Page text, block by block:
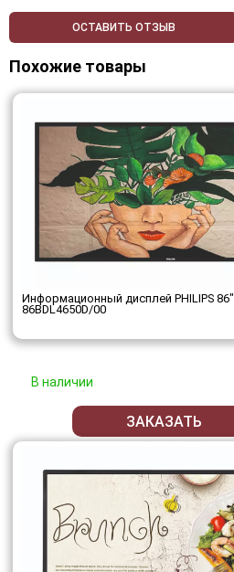
ОСТАВИТЬ ОТЗЫВ
Похожие товары
Информационный дисплей PHILIPS 86"
86BDL4650D/00
В наличии
ЗАКАЗАТЬ